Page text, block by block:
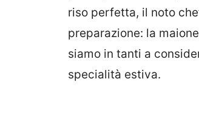
riso perfetta, il noto
preparazione: la
siamo in tanti a
specialità estiva.